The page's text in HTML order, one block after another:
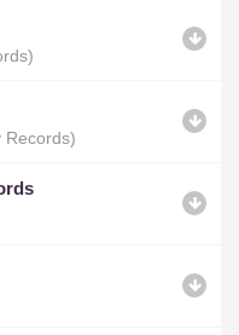
Records)